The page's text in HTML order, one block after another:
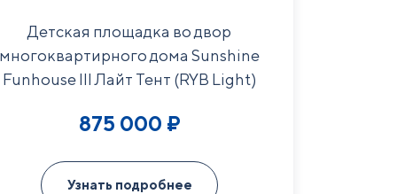
Детская площадка во двор
многоквартирного дома Sunshine
Funhouse III Лайт Тент (RYB Light)
875 000 ₽
Узнать подробнее